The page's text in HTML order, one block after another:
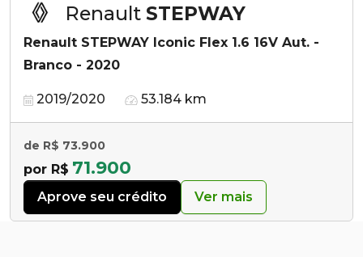
Renault STEPWAY
Renault STEPWAY Iconic Flex 1.6 16V Aut. -
Branco - 2020
2019/2020 53.184 km
de R$ 73.900
por R$ 71.900
Aprove seu crédito Ver mais